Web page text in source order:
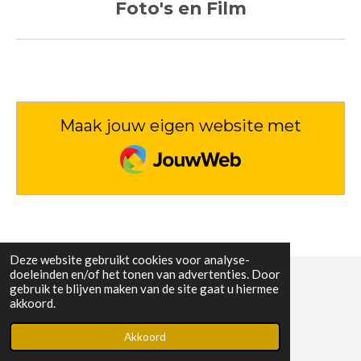
Deze website gebruikt cookies voor analyse-
doeleinden en/of het tonen van advertenties. Door
gebruik te blijven maken van de site gaat u hiermee
akkoord.
Akkoord
Foto's en Film
Maak jouw eigen website met
JouwWeb
© 2023 - 2026 BAEKMA